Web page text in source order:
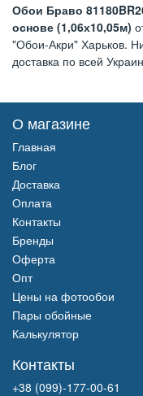
Обои Браво
основе (1,06х10,05м)
"Обои-Акри" Харьков.
доставка по всей
О магазине
Главная
Блог
Доставка
Оплата
Контакты
Бренды
Оферта
Опт
Цены на фотообои
Пары обойные
Калькулятор
Контакты
+38 (099)-177-00-61